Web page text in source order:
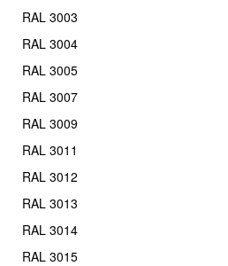
RAL 3003
RAL 3004
RAL 3005
RAL 3007
RAL 3009
RAL 3011
RAL 3012
RAL 3013
RAL 3014
RAL 3015